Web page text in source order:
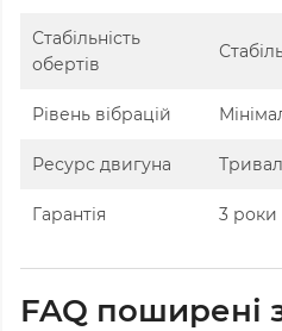
Стабільність
обертів
Рівень вібрацій
Ресурс двигуна
Гарантія 3 роки
FAQ поширені